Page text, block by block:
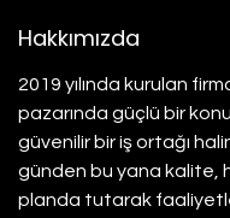
Hakkımızda
2019 yılında kurulan
pazarında güçlü bir
güvenilir bir iş ortağı
günden bu yana kalite,
planda tutarak